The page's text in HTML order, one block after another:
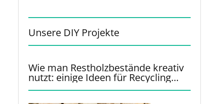
Unsere DIY Projekte
Wie man Restholzbestände kreativ
nutzt: einige Ideen für Recycling
und Upcycling